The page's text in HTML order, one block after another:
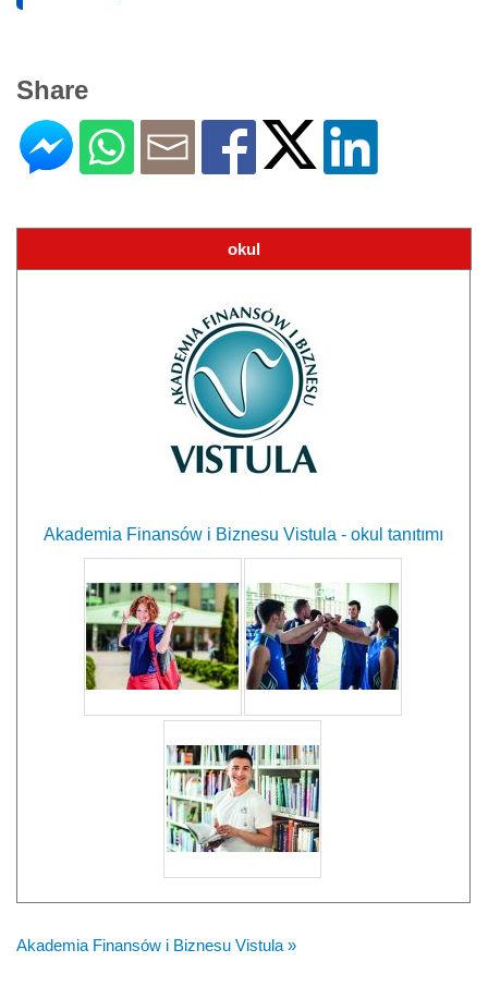
Share
okul
Akademia Finansów i Biznesu Vistula - okul tanıtımı
Akademia Finansów i Biznesu Vistula »